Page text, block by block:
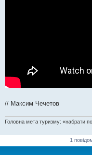
// Максим Чечетов
Головна мета туризму: «набрати
1